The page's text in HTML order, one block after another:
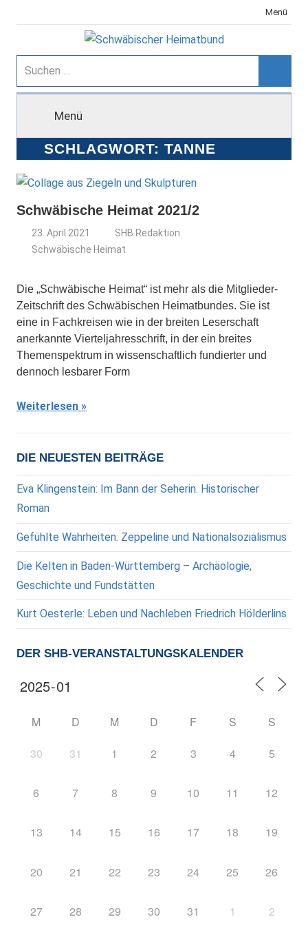
Inhalt
Menü
Schwäbischer
Heimatbund
Suchen
nach:
Menü
SCHLAGWORT: TANNE
Schwäbische Heimat 2021/2
23. April 2021
SHB Redaktion
Schwäbische Heimat
Die „Schwäbische Heimat“ ist mehr als die Mitglieder-
Zeitschrift des Schwäbischen Heimatbundes. Sie ist
eine in Fachkreisen wie in der breiten Leserschaft
anerkannte Vierteljahresschrift, in der ein breites
Themenspektrum in wissenschaftlich fundierter und
dennoch lesbarer Form
Weiterlesen
DIE NEUESTEN BEITRÄGE
Eva Klingenstein: Im Bann der Seherin. Historischer
Roman
Gefühlte Wahrheiten. Zeppeline und Nationalsozialismus
Die Kelten in Baden-Württemberg – Archäologie,
Geschichte und Fundstätten
Kurt Oesterle: Leben und Nachleben Friedrich Hölderlins
DER SHB-VERANSTALTUNGSKALENDER
M D M D F S S
30 31 1 2 3 4 5
6 7 8 9 10 11 12
13 14 15 16 17 18 19
20 21 22 23 24 25 26
27 28 29 30 31 1 2